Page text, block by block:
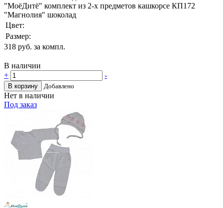
"МоёДитё" комплект из 2-х предметов кашкорсе КП172
"Магнолия" шоколад
Цвет:
Размер:
318 руб. за компл.
В наличии
+
-
В корзину Добавлено
Нет в наличии
Под заказ